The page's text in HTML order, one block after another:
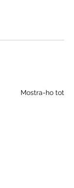
Mostra-ho tot